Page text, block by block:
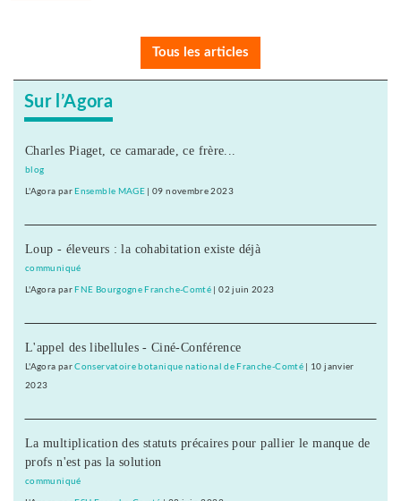
Tous les articles
Sur l’Agora
Charles Piaget, ce camarade, ce frère...
blog
L'Agora par Ensemble MAGE |09 novembre 2023
Loup - éleveurs : la cohabitation existe déjà
communiqué
L'Agora par FNE Bourgogne Franche-Comté |02 juin 2023
L'appel des libellules - Ciné-Conférence
L'Agora parConservatoire botanique national de Franche-Comté| 10 janvier
2023
La multiplication des statuts précaires pour pallier le manque de
profs n'est pas la solution
communiqué